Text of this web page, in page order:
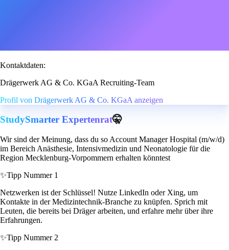
Kontaktdaten:
Drägerwerk AG & Co. KGaA Recruiting-Team
Profil von Drägerwerk AG & Co. KGaA anzeigen
StudySmarter Expertenrat🤫
Wir sind der Meinung, dass du so Account Manager Hospital (m/w/d)
im Bereich Anästhesie, Intensivmedizin und Neonatologie für die
Region Mecklenburg-Vorpommern erhalten könntest
✨Tipp Nummer 1
Netzwerken ist der Schlüssel! Nutze LinkedIn oder Xing, um
Kontakte in der Medizintechnik-Branche zu knüpfen. Sprich mit
Leuten, die bereits bei Dräger arbeiten, und erfahre mehr über ihre
Erfahrungen.
✨Tipp Nummer 2